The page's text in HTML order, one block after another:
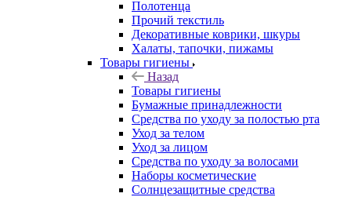
Полотенца
Прочий текстиль
Декоративные коврики, шкуры
Халаты, тапочки, пижамы
Товары гигиены
Назад
Товары гигиены
Бумажные принадлежности
Средства по уходу за полостью рта
Уход за телом
Уход за лицом
Средства по уходу за волосами
Наборы косметические
Солнцезащитные средства